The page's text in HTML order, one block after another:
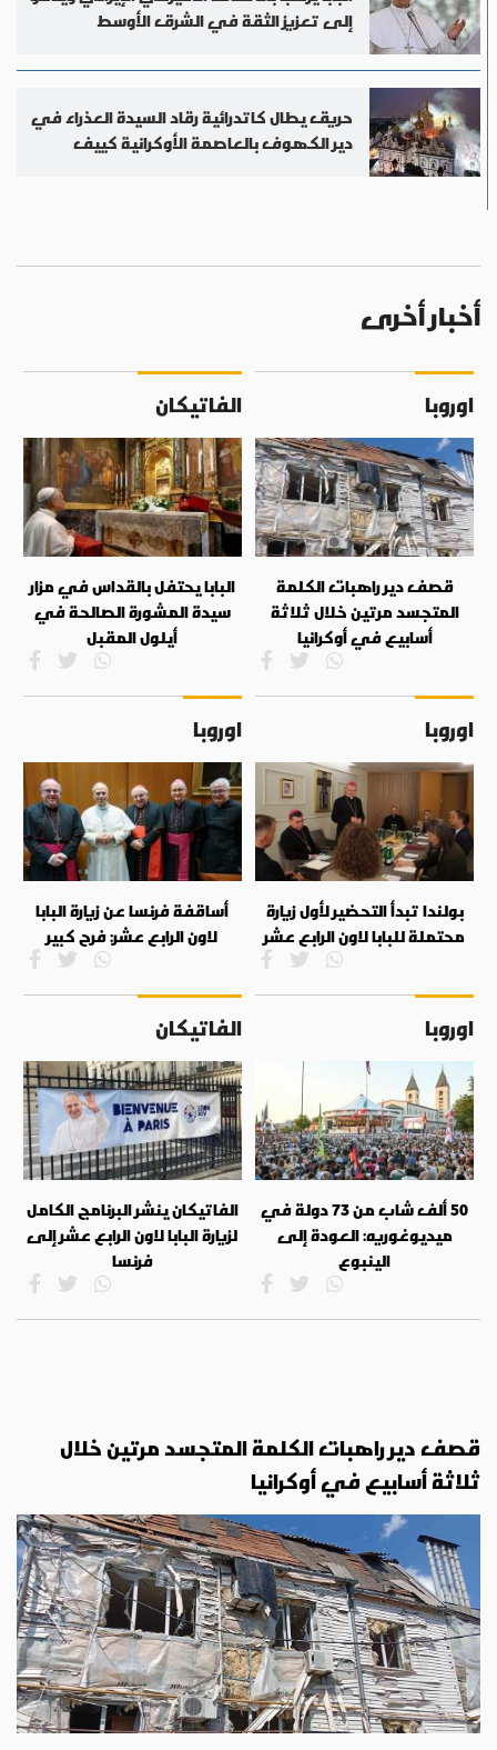
إلى تعزيز الثقة في الشرق الأوسط
حريق يطال كاتدرائية رقاد السيدة العذراء في
دير الكهوف بالعاصمة الأوكرانية كييف
أخبار أخرى
اوروبا
قصف دير راهبات الكلمة
المتجسد مرتين خلال ثلاثة
أسابيع في أوكرانيا
الفاتيكان
البابا يحتفل بالقداس في مزار
سيدة المشورة الصالحة في
أيلول المقبل
اوروبا
بولندا تبدأ التحضير لأول زيارة
محتملة للبابا لاون الرابع عشر
اوروبا
أساقفة فرنسا عن زيارة البابا
لاون الرابع عشر: فرح كبير
اوروبا
50 ألف شاب من 73 دولة في
ميديوغوريه: العودة إلى
الينبوع
الفاتيكان
الفاتيكان ينشر البرنامج الكامل
لزيارة البابا لاون الرابع عشر إلى
فرنسا
قصف دير راهبات الكلمة المتجسد مرتين خلال
ثلاثة أسابيع في أوكرانيا